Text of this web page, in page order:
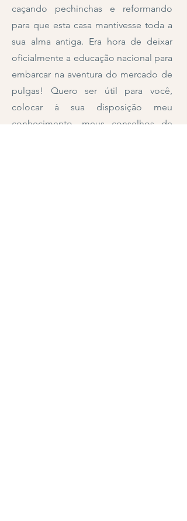
caçando pechinchas e reformando
para que esta casa mantivesse toda a
sua alma antiga. Era hora de deixar
oficialmente a educação nacional para
embarcar na aventura do mercado de
pulgas! Quero ser útil para você,
colocar à sua disposição meu
conhecimento, meus conselhos de